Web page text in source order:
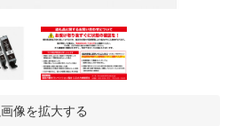
画像を拡大する